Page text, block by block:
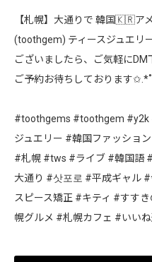
【札幌】大通りで 韓国🇰🇷ア
(toothgem) ティースジュエリ
ございましたら、ご気軽にDM
ご予約お待ちしております✩.*˚
#toothgems #toothgem #y2k
ジュエリー #韓国ファッショ
#札幌 #tws #ライブ #韓国語
大通り #삿포로 #平成ギャル
スピース矯正 #キティ #すす
幌グルメ #札幌カフェ #いい